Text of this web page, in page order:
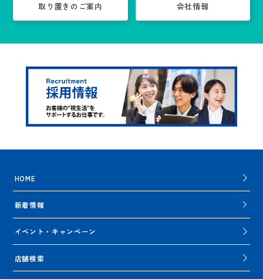
取り置きのご案内 会社情報
HOME
新着情報
イベント・キャンペーン
店舗検索